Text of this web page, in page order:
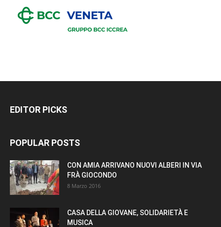
EDITOR PICKS
POPULAR POSTS
CON AMIA ARRIVANO NUOVI ALBERI IN VIA
FRÀ GIOCONDO
8 Marzo 2016
CASA DELLA GIOVANE, SOLIDARIETÀ E
MUSICA